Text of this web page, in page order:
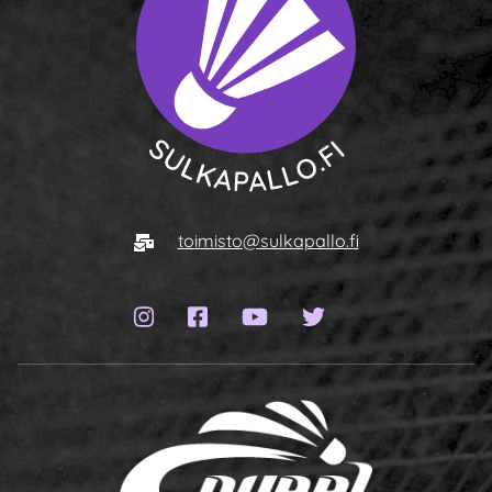
E-mailtoimisto@sulkapallo.fi
Instagram page
Facebook page
YouTube channel
Twitter page